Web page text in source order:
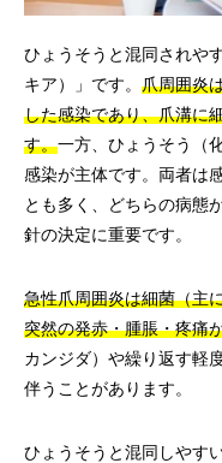
ひょうそうと混同されや
キア）」です。 爪周囲炎
した感染であり、爪溝に
す。一方、ひょうそう（
感染が主体です。両者は
とも多く、どちらの病態
針の決定に重要です。
急性爪周囲炎は細菌（主
突然の発赤・腫脹・疼痛
カンジダ）や繰り返す軽
伴うことがあります。
ひょうそうと混同しやす